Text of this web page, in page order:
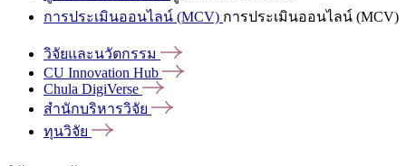
การประเมินออนไลน์ (MCV) การประเมินออนไลน์ (MCV)
วิจัยและนวัตกรรม
CU Innovation Hub
Chula DigiVerse
สำนักบริหารวิจัย
ทุนวิจัย